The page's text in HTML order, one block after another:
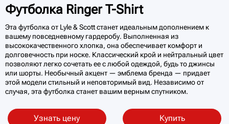
Футболка Ringer T-Shirt
Эта футболка от Lyle & Scott станет идеальным дополнением к
вашему повседневному гардеробу. Выполненная из
высококачественного хлопка, она обеспечивает комфорт и
долговечность при носке. Классический крой и нейтральный цвет
позволяют легко сочетать ее с любой одеждой, будь то джинсы
или шорты. Необычный акцент — эмблема бренда — придает
этой модели стильный и неповторимый вид. Независимо от
случая, эта футболка станет вашим верным спутником.
Узнать цену Купить